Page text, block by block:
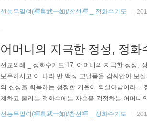
인 백두산천지(白頭山天池)의 물은 세상에서 가장
선농무일여(禪農武一如)/참선禪 _ 정화수기도
어머니의 지극한 정성, 정화
선교의례 _ 정화수기도 17. 어머니의 지극한 정성,
보우하시고 이 나라 만 백성 고달픔을 감싸안아 보
의 신성을 회복하는 청정한 기운이 되살아남이라...
계하고 올리는 정화수에는 자손을 걱정하는 어머니
간절한 마음은 만 백성을 걱정하시고 가없는 향훈
선농무일여(禪農武一如)/참선禪 _ 정화수기도